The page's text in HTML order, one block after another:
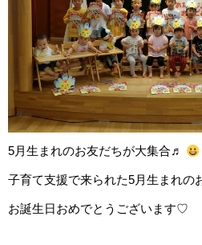
5月生まれのお友だちが大集合♬
子育て支援で来られた5月生まれの
お誕生日おめでとうございます♡